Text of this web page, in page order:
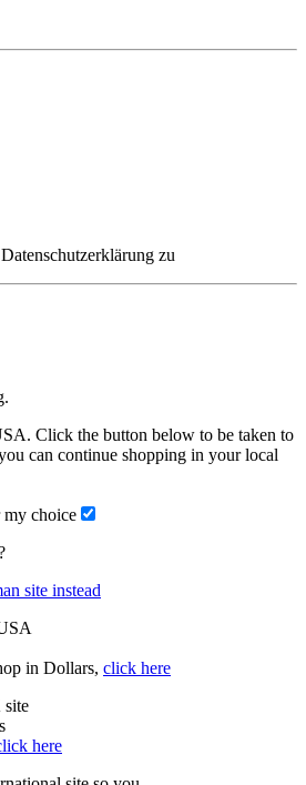
zu
Click the button below to be taken to
can continue shopping in your local
my choice
site instead
in Dollars, click here
site
here